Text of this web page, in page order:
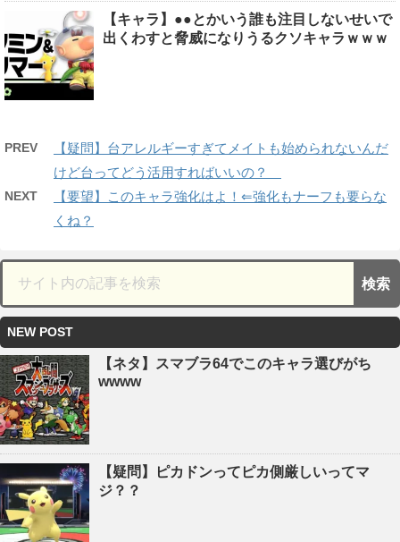
【キャラ】●●とかいう誰も注目しないせいで
出くわすと脅威になりうるクソキャラｗｗｗ
PREV
【疑問】台アレルギーすぎてメイトも始められないんだ
けど台ってどう活用すればいいの？
NEXT
【要望】このキャラ強化はよ！⇐強化もナーフも要らな
くね？
NEW POST
【ネタ】スマブラ64でこのキャラ選びがち
wwww
【疑問】ピカドンってピカ側厳しいってマ
ジ？？